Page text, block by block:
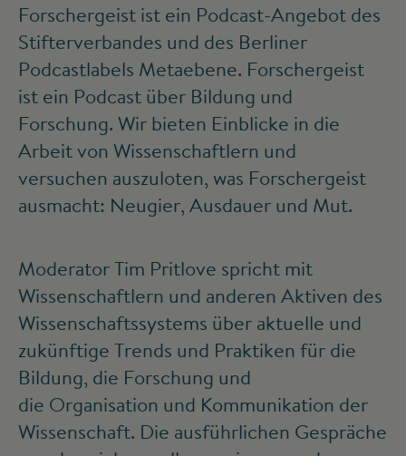
Forschergeist ist ein Podcast-Angebot des
Stifterverbandes und des Berliner
Podcastlabels Metaebene. Forschergeist
ist ein Podcast über Bildung und
Forschung. Wir bieten Einblicke in die
Arbeit von Wissenschaftlern und
versuchen auszuloten, was Forschergeist
ausmacht: Neugier, Ausdauer und Mut.
Moderator Tim Pritlove spricht mit
Wissenschaftlern und anderen Aktiven des
Wissenschaftssystems über aktuelle und
zukünftige Trends und Praktiken für die
Bildung, die Forschung und
die Organisation und Kommunikation der
Wissenschaft. Die ausführlichen Gespräche